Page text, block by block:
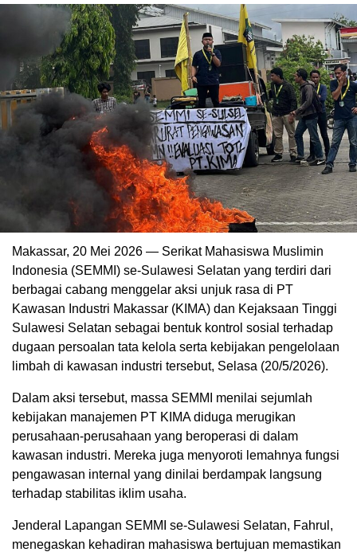
Makassar, 20 Mei 2026 — Serikat Mahasiswa Muslimin
Indonesia (SEMMI) se-Sulawesi Selatan yang terdiri dari
berbagai cabang menggelar aksi unjuk rasa di PT
Kawasan Industri Makassar (KIMA) dan Kejaksaan Tinggi
Sulawesi Selatan sebagai bentuk kontrol sosial terhadap
dugaan persoalan tata kelola serta kebijakan pengelolaan
limbah di kawasan industri tersebut, Selasa (20/5/2026).
Dalam aksi tersebut, massa SEMMI menilai sejumlah
kebijakan manajemen PT KIMA diduga merugikan
perusahaan-perusahaan yang beroperasi di dalam
kawasan industri. Mereka juga menyoroti lemahnya fungsi
pengawasan internal yang dinilai berdampak langsung
terhadap stabilitas iklim usaha.
Jenderal Lapangan SEMMI se-Sulawesi Selatan, Fahrul,
menegaskan kehadiran mahasiswa bertujuan memastikan